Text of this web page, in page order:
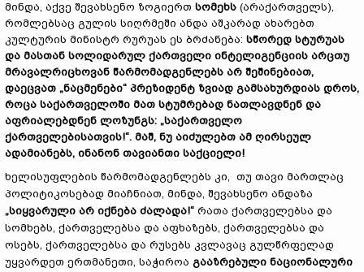
მინდა, აქვე შევახსენო ზოგიერთ სომეხს (არაქართველს),
რომლებსაც გულის სიღრმეში ანდა აშკარად ახარებთ
კულტურის მინისტრ რურუას ეს ბრძანება: სწორედ სტურუას
და მასთან სოლიდარულ ქართველი ინტელიგენციის არცთუ
მრავალრიცხოვან წარმომადგენლებს არ შეშინებიათ,
დაეცვათ „ნაცმენები“ პრეზიდენტ ზვიად გამსახურდიას დროს,
როცა საქართველოში მათ სტუმრებად ნათლავდნენ და
აფრიალებდნენ ლოზუნგს: „საქართველო
ქართველებისათვის!“. მაშ, ნუ აიძულებთ ამ ღირსეულ
ადამიანებს, ინანონ თავიანთი საქციელი!
ხელისუფლების წარმომადგენლებს კი, თუ თავი მართლაც
პოლიტიკოსებად მიაჩნიათ, მინდა, შევახსენო ანდაზა
„სიყვარული არ იქნება ძალადა!“ რათა ქართველებსა და
სომხებს, ქართველებსა და აფხაზებს, ქართველებსა და
ოსებს, ქართველებსა და რუსებს კვლავაც გულწრფელად
უყვარდეთ ერთმანეთი, საჭიროა გააზრებული ნაციონალური